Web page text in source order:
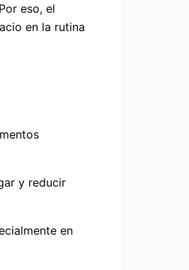
eso, el
en la rutina
y reducir
en